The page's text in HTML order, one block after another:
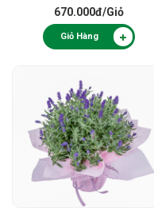
670.000đ/Giỏ
Giỏ Hàng